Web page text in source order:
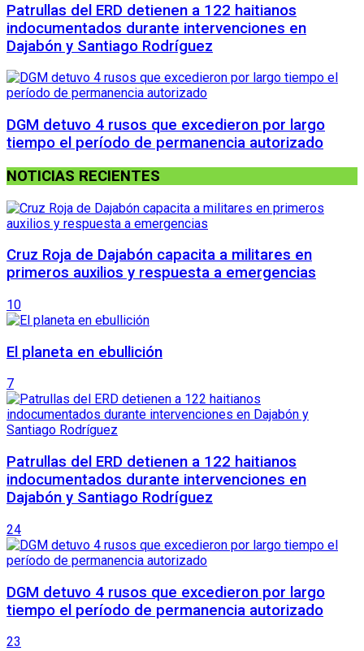
Patrullas del ERD detienen a 122 haitianos
indocumentados durante intervenciones en
Dajabón y Santiago Rodríguez
DGM detuvo 4 rusos que excedieron por largo
tiempo el período de permanencia autorizado
NOTICIAS RECIENTES
Cruz Roja de Dajabón capacita a militares en
primeros auxilios y respuesta a emergencias
10
El planeta en ebullición
7
Patrullas del ERD detienen a 122 haitianos
indocumentados durante intervenciones en
Dajabón y Santiago Rodríguez
24
DGM detuvo 4 rusos que excedieron por largo
tiempo el período de permanencia autorizado
23